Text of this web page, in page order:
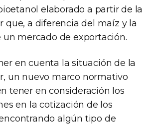
elaborado a partir de la
que, a diferencia del maíz y la
un mercado de exportación.
en cuenta la situación de la
un nuevo marco normativo
tener en consideración los
en la cotización de los
algún tipo de